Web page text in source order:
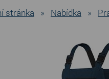
stránka » Nabídka »